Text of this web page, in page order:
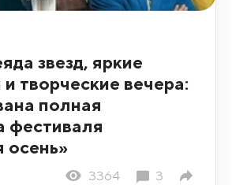
звезд, яркие
и творческие вечера:
полная
фестиваля
осень»
3364 3